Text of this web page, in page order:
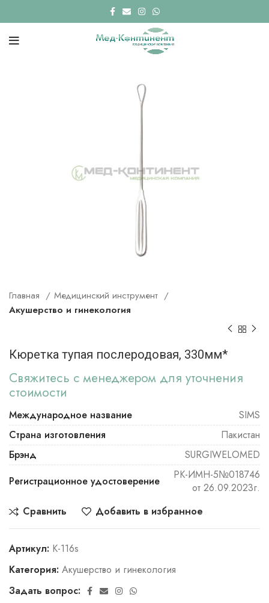
Главная
Медицинский инструмент
Акушерство и гинекология
Кюретка тупая послеродовая, 330мм*
Свяжитесь с менеджером для уточнения
стоимости
Международное название
SIMS
Страна изготовления
Пакистан
Брэнд
SURGIWELOMED
Регистрационное удостоверение
РК-ИМН-5№018746
от 26.09.2023г.
Сравнить
Добавить в избранное
Артикул: К-116s
Категория: Акушерство и гинекология
Задать вопрос: